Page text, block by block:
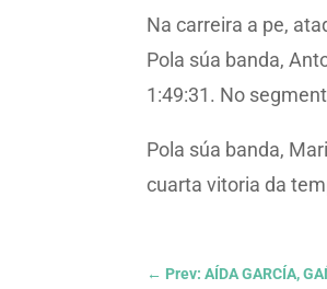
Na carreira a pe,
Pola súa banda,
1:49:31. No
Pola súa banda,
cuarta vitoria da
← Prev: AÍDA GARCÍA,